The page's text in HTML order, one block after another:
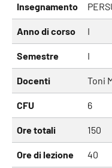
Insegnamento
Anno di corso I
Semestre I
Docenti Toni
CFU 6
Ore totali 150
Ore di lezione 40